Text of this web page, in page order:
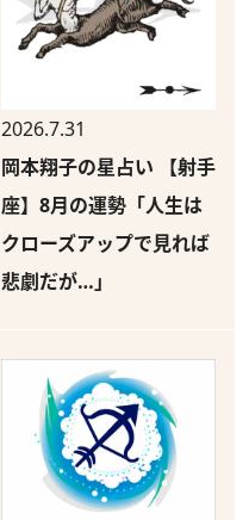
2026.7.31
岡本翔子の星占い 【射手
座】8月の運勢「人生は
クローズアップで見れば
悲劇だが…」